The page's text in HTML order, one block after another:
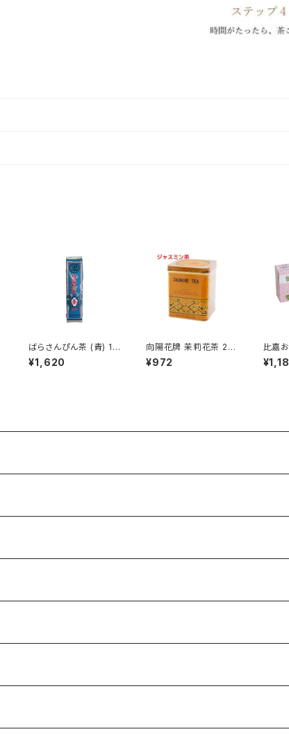
ばらさんぴん茶 (青) 10
0g 茶葉タイプ 最高級
¥1,620
向陽花牌 茉莉花茶 22
7g 黄缶 ジャスミン さ
んぴん茶
¥972
比嘉
茶 22
ジャ